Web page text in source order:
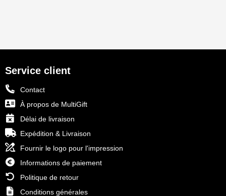
Service client
Contact
À propos de MultiGift
Délai de livraison
Expédition & Livraison
Fournir le logo pour l'impression
Informations de paiement
Politique de retour
Conditions générales